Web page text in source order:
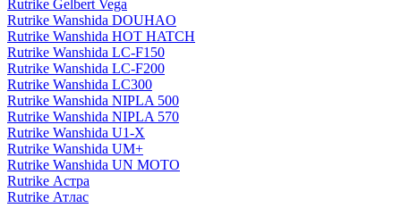
Rutrike Gelbert Vega
Rutrike Wanshida DOUHAO
Rutrike Wanshida HOT HATCH
Rutrike Wanshida LC-F150
Rutrike Wanshida LC-F200
Rutrike Wanshida LC300
Rutrike Wanshida NIPLA 500
Rutrike Wanshida NIPLA 570
Rutrike Wanshida U1-X
Rutrike Wanshida UM+
Rutrike Wanshida UN MOTO
Rutrike Астра
Rutrike Атлас